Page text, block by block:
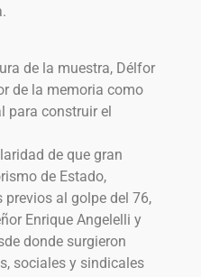
de la muestra, Délfor
de la memoria como
para construir el
de que gran
de Estado,
al golpe del 76,
Enrique Angelelli y
donde surgieron
sociales y sindicales